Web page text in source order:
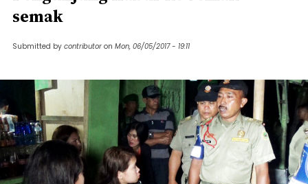
semak
Submitted by contributor on Mon, 06/05/2017 - 19:11